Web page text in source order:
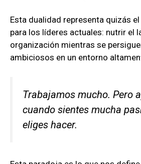
Esta dualidad representa quizás
para los líderes actuales: nutrir el
organización mientras se
ambiciosos en un entorno
Trabajamos mucho. Pero
cuando sientes mucha
eliges hacer.